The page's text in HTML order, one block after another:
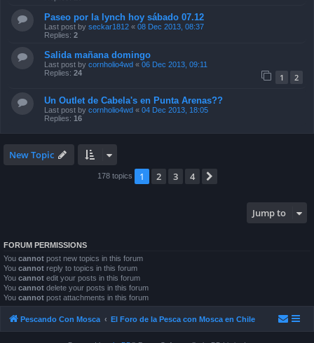
Paseo por la lynch hoy sábado 07.12
Last post by seckar1812 « 08 Dec 2013, 08:37
Replies: 2
Salida mañana domingo
Last post by cornholio4wd « 06 Dec 2013, 09:11
Replies: 24 1 2
Un Outlet de Cabela's en Punta Arenas??
Last post by cornholio4wd « 04 Dec 2013, 18:05
Replies: 16
New Topic
178 topics 1 2 3 4
Jump to
FORUM PERMISSIONS
You cannot post new topics in this forum
You cannot reply to topics in this forum
You cannot edit your posts in this forum
You cannot delete your posts in this forum
You cannot post attachments in this forum
Pescando Con Mosca El Foro de la Pesca con Mosca en Chile